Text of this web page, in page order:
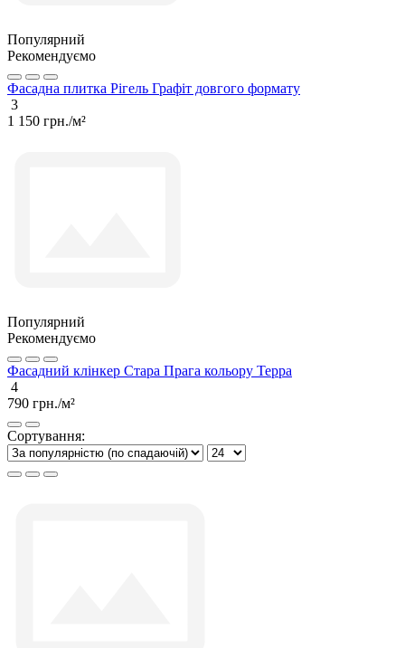
Популярний
Рекомендуємо
Фасадна плитка Рігель Графіт довгого формату
3
1 150 грн./м²
Популярний
Рекомендуємо
Фасадний клінкер Стара Прага кольору Терра
4
790 грн./м²
Сортування: